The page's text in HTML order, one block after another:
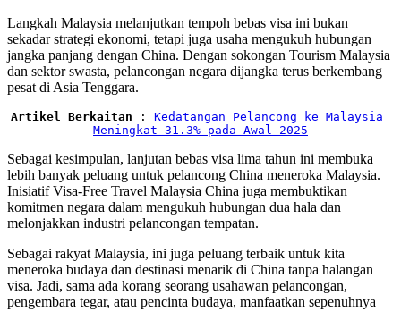
Langkah Malaysia melanjutkan tempoh bebas visa ini bukan
sekadar strategi ekonomi, tetapi juga usaha mengukuh hubungan
jangka panjang dengan China. Dengan sokongan Tourism Malaysia
dan sektor swasta, pelancongan negara dijangka terus berkembang
pesat di Asia Tenggara.
Artikel Berkaitan : Kedatangan Pelancong ke Malaysia
Meningkat 31.3% pada Awal 2025
Sebagai kesimpulan, lanjutan bebas visa lima tahun ini membuka
lebih banyak peluang untuk pelancong China meneroka Malaysia.
Inisiatif Visa-Free Travel Malaysia China juga membuktikan
komitmen negara dalam mengukuh hubungan dua hala dan
melonjakkan industri pelancongan tempatan.
Sebagai rakyat Malaysia, ini juga peluang terbaik untuk kita
meneroka budaya dan destinasi menarik di China tanpa halangan
visa. Jadi, sama ada korang seorang usahawan pelancongan,
pengembara tegar, atau pencinta budaya, manfaatkan sepenuhnya